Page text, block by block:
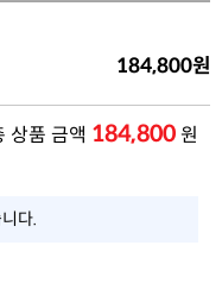
184,800원
상품 금액 184,800원
다.